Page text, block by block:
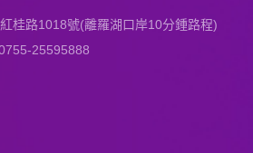
桂路1018號(離羅湖口岸10分鍾路程)
25595888